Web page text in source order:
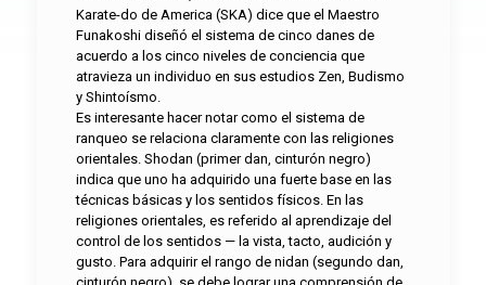
Karate-do de America (SKA) dice que el Maestro
Funakoshi diseñó el sistema de cinco danes de
acuerdo a los cinco niveles de conciencia que
atravieza un individuo en sus estudios Zen, Budismo
y Shintoísmo.
Es interesante hacer notar como el sistema de
ranqueo se relaciona claramente con las religiones
orientales. Shodan (primer dan, cinturón negro)
indica que uno ha adquirido una fuerte base en las
técnicas básicas y los sentidos físicos. En las
religiones orientales, es referido al aprendizaje del
control de los sentidos — la vista, tacto, audición y
gusto. Para adquirir el rango de nidan (segundo dan,